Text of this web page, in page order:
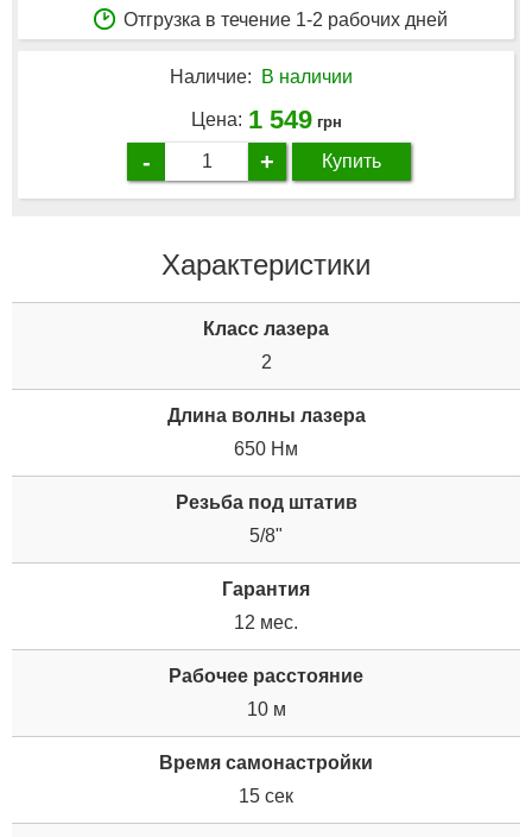
Отгрузка в течение 1-2 рабочих дней
Наличие: В наличии
Цена: 1 549 грн
- + Купить
Характеристики
Класс лазера
2
Длина волны лазера
650 Нм
Резьба под штатив
5/8"
Гарантия
12 мес.
Рабочее расстояние
10 м
Время самонастройки
15 сек